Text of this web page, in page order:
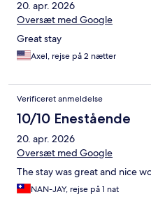
20. apr. 2026
Oversæt med Google
Great stay
Axel, rejse på 2 nætter
Verificeret anmeldelse
10/10 Enestående
20. apr. 2026
Oversæt med Google
The stay was great and nice
NAN-JAY, rejse på 1 nat